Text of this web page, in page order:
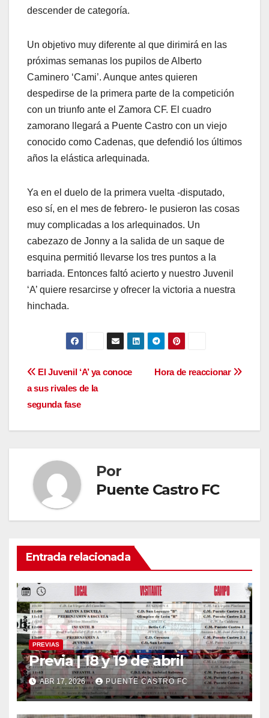
descender de categoría.
Un objetivo muy diferente al que dirimirá en las
próximas semanas los pupilos de Alberto
Caminero ‘Cami’. Aunque antes quieren
despedirse de la primera parte de la competición
con un triunfo ante el Zamora CF. El cuadro
zamorano llegará a Puente Castro con un viejo
conocido como Cadenas, que defendió los últimos
años la elástica arlequinada.
Ya en el duelo de la primera vuelta -disputado,
eso sí, en el mes de febrero- le pusieron las cosas
muy complicadas a los arlequinados. Un
cabezazo de Jonny a la salida de un saque de
esquina permitió llevarse los tres puntos a la
barriada. Entonces faltó acierto y nuestro Juvenil
‘A’ quiere resarcirse y ofrecer la victoria a nuestra
hinchada.
Navegación
de
entradas
Hora de reaccionar
El Juvenil ‘A’ ya conoce
a sus rivales de la
segunda fase
Por
Puente Castro FC
Entrada relacionada
PREVIAS
Previa | 18 y 19 de abril
ABR 17, 2026 PUENTE CASTRO FC